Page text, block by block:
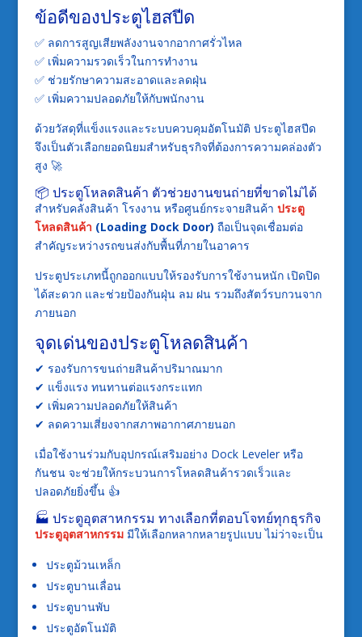
ข้อดีของประตูไฮสปีด
✅ ลดการสูญเสียพลังงานจากอากาศรั่วไหล
✅ เพิ่มความรวดเร็วในการทำงาน
✅ ช่วยรักษาความสะอาดและลดฝุ่น
✅ เพิ่มความปลอดภัยให้กับพนักงาน
ด้วยวัสดุที่แข็งแรงและระบบควบคุมอัตโนมัติ ประตูไฮสปีด
จึงเป็นตัวเลือกยอดนิยมสำหรับธุรกิจที่ต้องการความคล่องตัว
สูง 🚀
📦 ประตูโหลดสินค้า ตัวช่วยงานขนถ่ายที่ขาดไม่ได้
สำหรับคลังสินค้า โรงงาน หรือศูนย์กระจายสินค้า ประตู
โหลดสินค้า (Loading Dock Door) ถือเป็นจุดเชื่อมต่อ
สำคัญระหว่างรถขนส่งกับพื้นที่ภายในอาคาร
ประตูประเภทนี้ถูกออกแบบให้รองรับการใช้งานหนัก เปิดปิด
ได้สะดวก และช่วยป้องกันฝุ่น ลม ฝน รวมถึงสัตว์รบกวนจาก
ภายนอก
จุดเด่นของประตูโหลดสินค้า
✔ รองรับการขนถ่ายสินค้าปริมาณมาก
✔ แข็งแรง ทนทานต่อแรงกระแทก
✔ เพิ่มความปลอดภัยให้สินค้า
✔ ลดความเสี่ยงจากสภาพอากาศภายนอก
เมื่อใช้งานร่วมกับอุปกรณ์เสริมอย่าง Dock Leveler หรือ
กันชน จะช่วยให้กระบวนการโหลดสินค้ารวดเร็วและ
ปลอดภัยยิ่งขึ้น 👍
🏭 ประตูอุตสาหกรรม ทางเลือกที่ตอบโจทย์ทุกธุรกิจ
ประตูอุตสาหกรรมมีให้เลือกหลากหลายรูปแบบ ไม่ว่าจะเป็น
ประตูม้วนเหล็ก
ประตูบานเลื่อน
ประตูบานพับ
ประตูอัตโนมัติ